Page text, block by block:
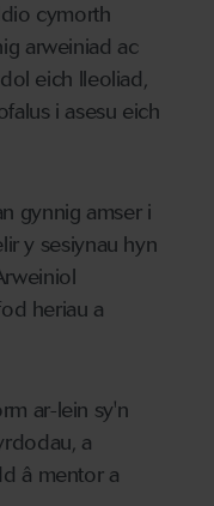
cymorth
arweiniad ac
eich lleoliad,
i asesu eich
gynnig amser i
y sesiynau hyn
heriau a
ar-lein sy'n
a
â mentor a